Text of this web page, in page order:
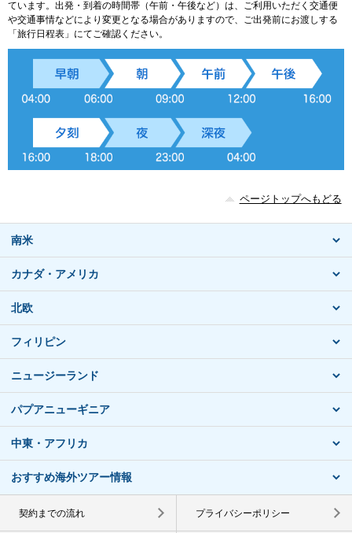
ています。出発・到着の時間帯（午前・午後など）は、ご利用いただく交通便
や交通事情などにより変更となる場合がありますので、ご出発前にお渡しする
「旅行日程表」にてご確認ください。
ページトップへもどる
南米
カナダ・アメリカ
北欧
フィリピン
ニュージーランド
パプアニューギニア
中東・アフリカ
おすすめ海外ツアー情報
契約までの流れ プライバシーポリシー